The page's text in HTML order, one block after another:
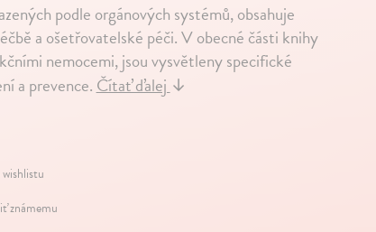
podle orgánových systémů, obsahuje
a ošetřovatelské péči. V obecné části knihy
nemocemi, jsou vysvětleny specifické
a prevence.Čítať ďalej↓
známemu